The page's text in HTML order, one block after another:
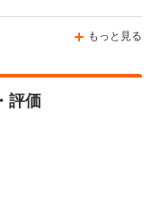
もっと見る
評価